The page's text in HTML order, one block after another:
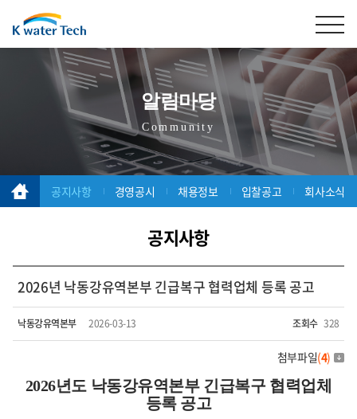
알림마당
Community
공지사항 경영공시 채용정보 입찰공고 회사소식
공지사항
2026년 낙동강유역본부 긴급복구 협력업체 등록 공고
낙동강유역본부 2026-03-13 조회수 328
첨부파일(4)
2026년도 낙동강유역본부 긴급복구 협력업체
등록 공고